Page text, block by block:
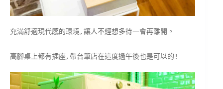
充滿舒適現代感的環境,讓人不經想多待一會再離開。
高腳桌上都有插座,帶台筆店在這度過午後也是可以的!